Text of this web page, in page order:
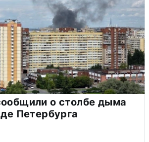
о столбе дыма
Петербурга